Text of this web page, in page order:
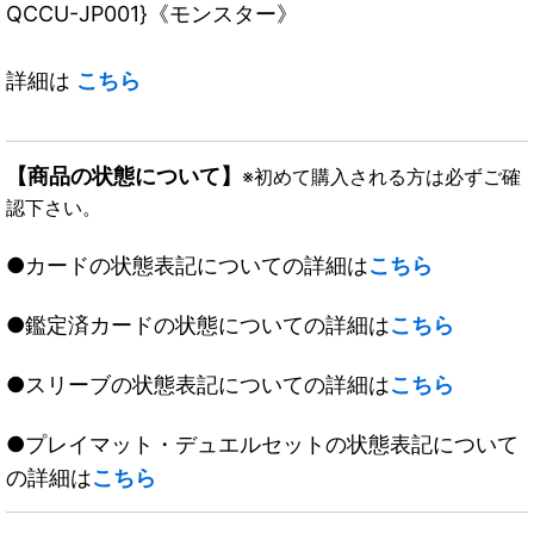
QCCU-JP001}《モンスター》
詳細は こちら
【商品の状態について】 ※初めて購入される方は必ずご確
認下さい。
●カードの状態表記についての詳細はこちら
●鑑定済カードの状態についての詳細はこちら
●スリーブの状態表記についての詳細はこちら
●プレイマット・デュエルセットの状態表記について
の詳細はこちら